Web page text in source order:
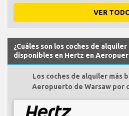
VER
¿Cuáles son los coches de
disponibles en Hertz en
Los coches de alquiler más
Aeropuerto de Warsaw por